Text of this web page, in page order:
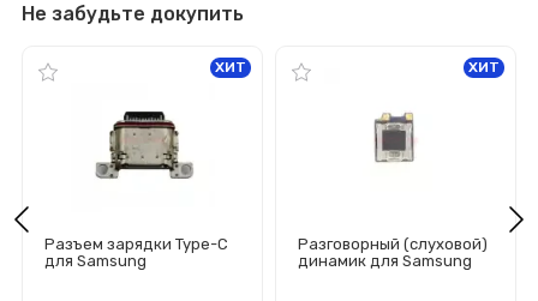
Не забудьте докупить
Разъем зарядки Type-C
для Samsung
ХИТ
Разговорный (слуховой)
динамик для Samsung
ХИТ